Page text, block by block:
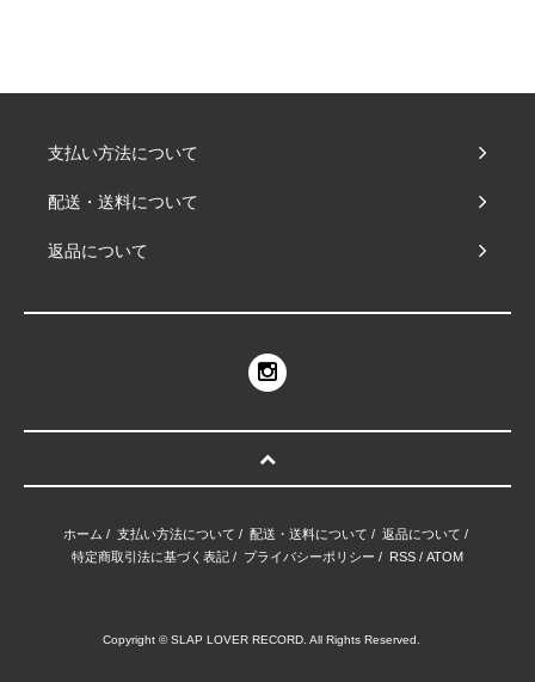
支払い方法について
配送・送料について
返品について
ホーム / 支払い方法について / 配送・送料について / 返品について /
特定商取引法に基づく表記 / プライバシーポリシー / RSS / ATOM
Copyright © SLAP LOVER RECORD. All Rights Reserved.